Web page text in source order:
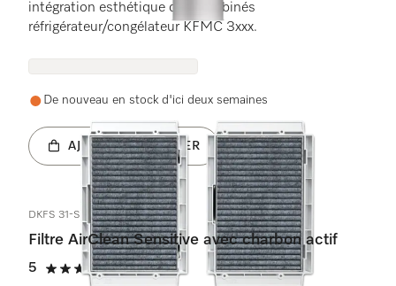
intégration esthétique des combinés
réfrigérateur/congélateur KFMC 3xxx.
De nouveau en stock d'ici deux semaines
AJOUTER AU PANIER
DKFS 31-S
Filtre AirClean Sensitive avec charbon actif
5
5 étoiles sur 5
(1 Avis)